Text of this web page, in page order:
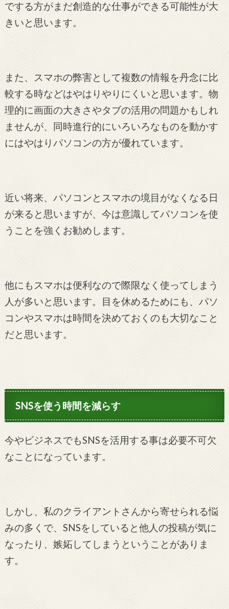
でする方がまだ創造的な仕事ができる可能性が大
きいと思います。
また、スマホの弊害として複数の情報を丹念に比
較する時などはやはりやりにくいと思います。物
理的に画面の大きさやタブの活用の問題かもしれ
ませんが、同時進行的にいろいろなものを動かす
にはやはりパソコンの方が優れています。
近い将来、パソコンとスマホの境目がなくなる日
が来ると思いますが、今は意識してパソコンを使
うことを強くお勧めします。
他にもスマホは便利なので際限なく使ってしまう
人が多いと思います。目を休めるためにも、パソ
コンやスマホは時間を決めておくのも大切なこと
だと思います。
SNSを使う時間を減らす
今やビジネスでもSNSを活用する事は必要不可欠
なことになっています。
しかし、私のクライアントさんから寄せられる悩
みの多くで、SNSをしていると他人の投稿が気に
なったり、嫉妬してしまうということがありま
す。